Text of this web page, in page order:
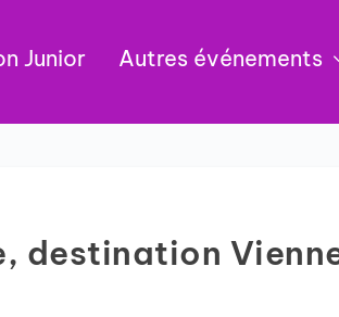
Junior Autres événements
destination